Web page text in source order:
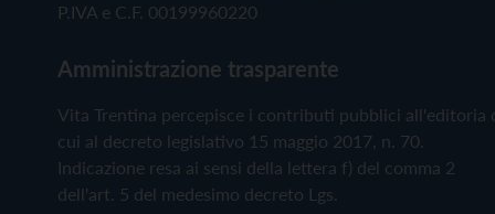
P.IVA e C.F. 00199960220
Amministrazione trasparente
Vita Trentina percepisce i contributi pubblici all'editoria
cui al decreto legislativo 15 maggio 2017, n. 70.
Indicazione resa ai sensi della lettera f) del comma 2
dell'art. 5 del medesimo decreto Lgs.